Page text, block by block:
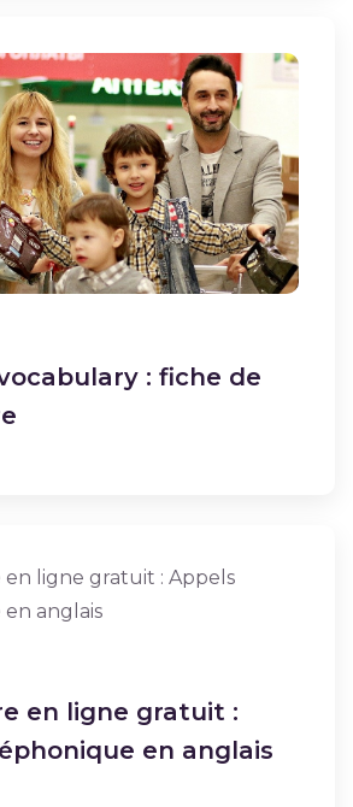
: fiche de
en ligne gratuit :
en anglais